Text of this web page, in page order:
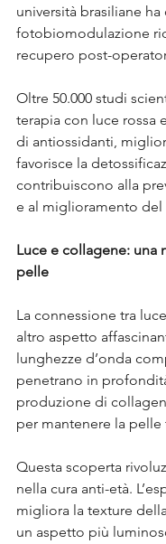
università brasiliane
fotobiomodulazione
recupero post-
Oltre 50.000 studi
terapia con luce rossa
di antiossidanti,
favorisce la
contribuiscono alla
e al miglioramento del
Luce e collagene: una
pelle
La connessione tra
altro aspetto
lunghezze d’onda
penetrano in
produzione di
per mantenere la pelle
Questa scoperta
nella cura anti-età.
migliora la texture
un aspetto più